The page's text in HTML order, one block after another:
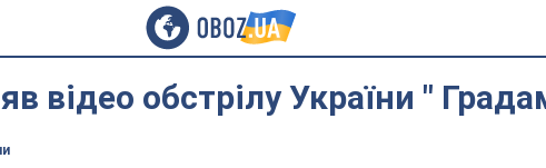
відео обстрілу України "